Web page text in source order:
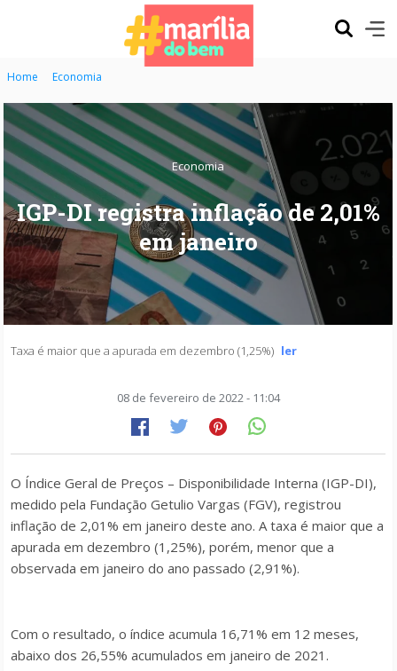
Home Economia
Economia
IGP-DI registra inflação de 2,01%
em janeiro
Taxa é maior que a apurada em dezembro (1,25%) ler
08 de fevereiro de 2022 - 11:04
O Índice Geral de Preços – Disponibilidade Interna (IGP-DI),
medido pela Fundação Getulio Vargas (FGV), registrou
inflação de 2,01% em janeiro deste ano. A taxa é maior que a
apurada em dezembro (1,25%), porém, menor que a
observada em janeiro do ano passado (2,91%).
Com o resultado, o índice acumula 16,71% em 12 meses,
abaixo dos 26,55% acumulados em janeiro de 2021.